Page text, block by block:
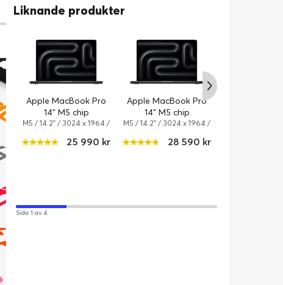
Liknande produkter
Apple MacBook Pro
14" M5 chip
M5 / 14.2" / 3024 x 1964 /
Apple M5 10-core /
25 990 kr
Apple MacBook Pro
14" M5 chip
M5 / 14.2" / 3024 x 1964 /
Apple M5 10-core /
28 590 kr
Sida 1 av 4